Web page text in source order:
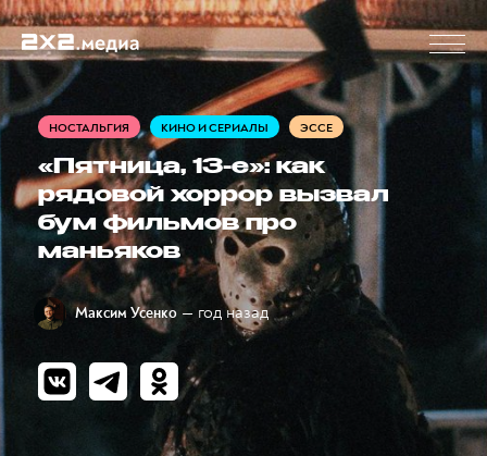
НОСТАЛЬГИЯ КИНО И СЕРИАЛЫ ЭССЕ
«Пятница, 13-е»: как
рядовой хоррор вызвал
бум фильмов про
маньяков
Максим Усенко — год назад